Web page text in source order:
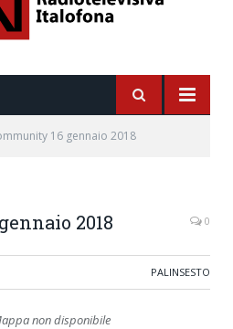
16 gennaio 2018
2018 0
PALINSESTO
non disponibile